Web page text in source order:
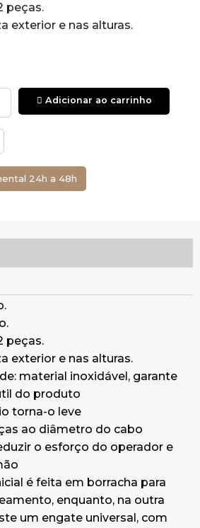
peças.
exterior e nas alturas.
material inoxidável, garante
ao diâmetro do cabo
o esforço do operador e
é feita em borracha para
enquanto, na outra
um engate universal, com
encaixe e desencaixe
acessorio de limpeza com
/ espanador / rodo / etc)
cm
e
lampoaqui
Adicionar ao carrinho
24h a 48h
peças.
exterior e nas alturas.
material inoxidável, garante
do produto
torna-o leve
ao diâmetro do cabo
o esforço do operador e
é feita em borracha para
enquanto, na outra
um engate universal, com